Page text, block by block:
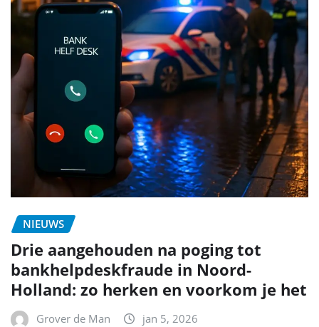
NIEUWS
Drie aangehouden na poging tot
bankhelpdeskfraude in Noord-
Holland: zo herken en voorkom je het
Grover de Man jan 5, 2026